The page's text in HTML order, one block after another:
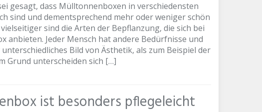
gesagt, dass Mülltonnenboxen in verschiedensten
sind und dementsprechend mehr oder weniger schön
sind die Arten der Bepflanzung, die sich bei
anbieten. Jeder Mensch hat andere Bedürfnisse und
Bild von Ästhetik, als zum Beispiel der
Grund unterscheiden sich […]
ist besonders pflegeleicht